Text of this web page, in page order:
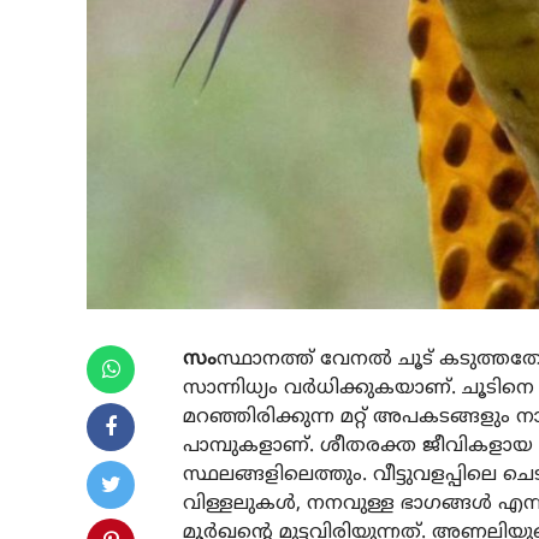
സംസ്ഥാനത്ത് വേനല്‍ ചൂട്
സാന്നിധ്യം വര്‍ധിക്കുകയാണ്.
മറഞ്ഞിരിക്കുന്ന മറ്റ് അപകടങ്ങളും
പാമ്പുകളാണ്. ശീതരക്ത
സ്ഥലങ്ങളിലെത്തും. വീട്ടുവളപ്പിലെ
വിള്ളലുകള്‍, നനവുള്ള ഭാഗങ്ങള്‍
മൂര്‍ഖന്റെ മുട്ടവിരിയുന്നത്.